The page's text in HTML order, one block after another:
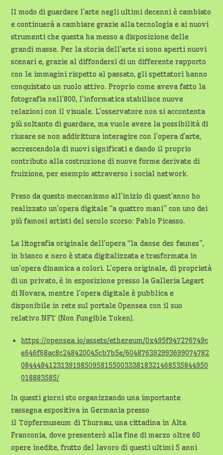
Il modo di guardare l’arte negli ultimi decenni è cambiato
e continuerà a cambiare grazie alla tecnologia e ai nuovi
strumenti che questa ha messo a disposizione delle
grandi masse. Per la storia dell’arte si sono aperti nuovi
scenari e, grazie al diffondersi di un differente rapporto
con le immagini rispetto al passato, gli spettatori hanno
conquistato un ruolo attivo. Proprio come aveva fatto la
fotografia nell’800, l’informatica stabilisce nuove
relazioni con il visuale. L’osservatore non si accontenta
più soltanto di guardare, ma vuole avere la possibilità di
riusare se non addirittura interagire con l’opera d’arte,
accrescendola di nuovi significati e dando il proprio
contributo alla costruzione di nuove forme derivate di
fruizione, per esempio attraverso i social network.
Preso da questo meccanismo all’inizio di quest’anno ho
realizzato un’opera digitale “a quattro mani” con uno dei
più famosi artisti del secolo scorso: Pablo Picasso.
La litografia originale dell’opera “la danse des faunes”,
in bianco e nero è stata digitalizzata e trasformata in
un’opera dinamica a colori. L’opera originale, di proprietà
di un privato, è in esposizione presso la Galleria Legart
di Novara, mentre l’opera digitale è pubblica e
disponibile in rete sul portale Opensea con il suo
relativo NFT (Non Fungible Token).
https://opensea.io/assets/ethereum/0x495f947276749c
e646f68ac8c248420045cb7b5e/604876392993699074782
08444841231391985095815500333818321468535844950
018883585/
In questi giorni sto organizzando una importante
rassegna espositiva in Germania presso
il Töpfermuseum di Thurnau, una cittadina in Alta
Franconia, dove presenterò alla fine di marzo oltre 60
opere inedite, frutto del lavoro di questi ultimi 5 anni